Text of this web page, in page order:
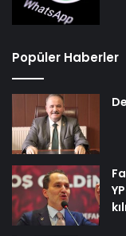
Popüler Haberler